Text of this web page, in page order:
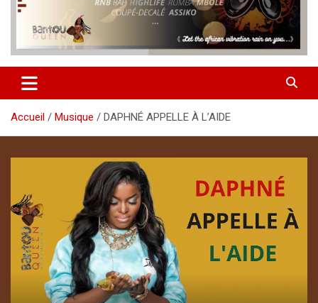
Accueil Musique DAPHNÉ APPELLE À L’AIDE